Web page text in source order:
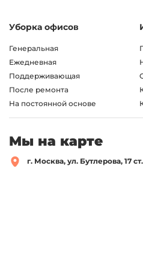
Уборка офисов
Генеральная
Ежедневная
Поддерживающая
После ремонта
На постоянной основе
Мы на карте
г. Москва, ул. Бутлерова, 17